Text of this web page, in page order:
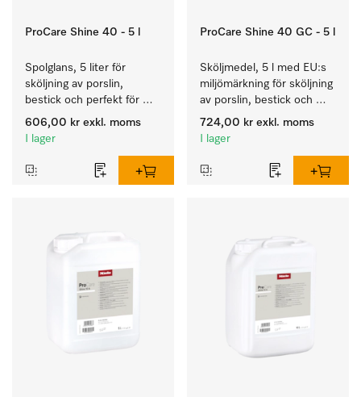
ProCare Shine 40 - 5 l
Spolglans, 5 liter för
sköljning av porslin,
bestick och perfekt för
glas.
606,00 kr exkl. moms
I lager
ProCare Shine 40 GC - 5 l
Sköljmedel, 5 l med EU:s
miljömärkning för sköljning
av porslin, bestick och
glas.
724,00 kr exkl. moms
I lager